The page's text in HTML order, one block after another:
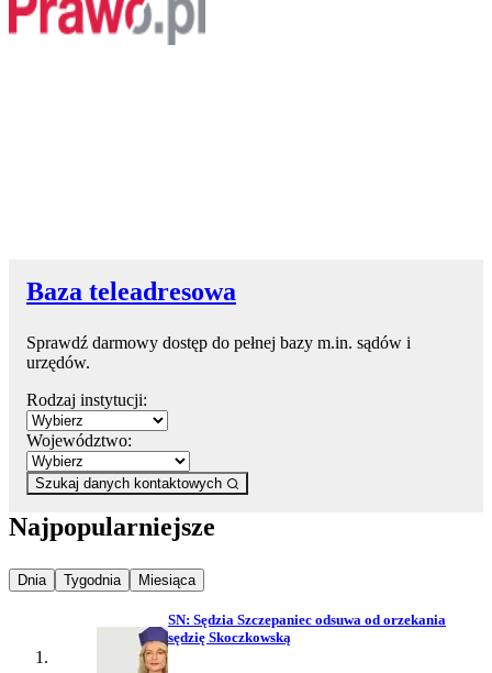
Baza teleadresowa
Sprawdź darmowy dostęp do pełnej bazy m.in. sądów i
urzędów.
Rodzaj instytucji:
Województwo:
Szukaj danych kontaktowych
Najpopularniejsze
Najpopularniejsze wiadomości z
Dnia Najpopularniejsze wiadomości z
Tygodnia Najpopularniejsze wiadomości z
Miesiąca
SN: Sędzia Szczepaniec odsuwa od orzekania
sędzię Skoczkowską